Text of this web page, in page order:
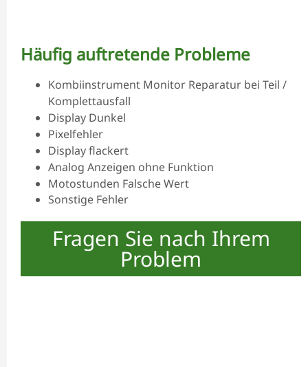
Häufig auftretende Probleme
Kombiinstrument Monitor Reparatur bei Teil /
Komplettausfall
Display Dunkel
Pixelfehler
Display flackert
Analog Anzeigen ohne Funktion
Motostunden Falsche Wert
Sonstige Fehler
Fragen Sie nach Ihrem
Problem